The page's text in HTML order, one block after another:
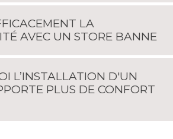
LA
AVEC UN STORE BANNE
L’INSTALLATION D'UN
PLUS DE CONFORT